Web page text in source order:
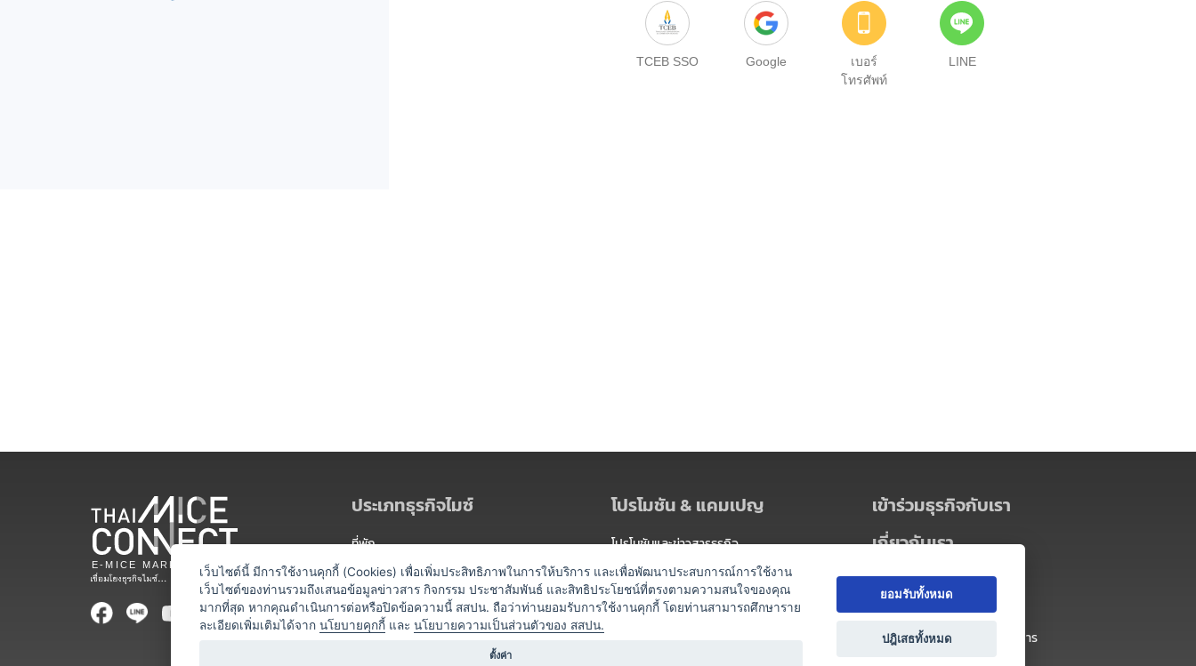
TCEB SSO Google
เบอร์
โทรศัพท์
LINE
ประเภทธุรกิจไมซ์
ที่พัก
สถานที่จัดงาน
ท่องเที่ยว / นำเที่ยว
ออแกไนเซอร์
โปรโมชัน & แคมเปญ
โปรโมชันและข่าวสารธุรกิจ
แพ็กเกจ
แคมเปญ
เข้าร่วมธุรกิจกับเรา
เกี่ยวกับเรา
เกี่ยวกับ Thai MICE Connect
นโยบายความเป็นส่วนตัว
ข้อตกลง และเงื่อนไขการใช้บริการ
เว็บไซต์นี้ มีการใช้งานคุกกี้ (Cookies) เพื่อเพิ่มประสิทธิภาพในการให้บริการ และเพื่อพัฒนาประสบการณ์การใช้งาน
เว็บไซต์ของท่านรวมถึงเสนอข้อมูลข่าวสาร กิจกรรม ประชาสัมพันธ์ และสิทธิประโยชน์ที่ตรงตามความสนใจของคุณ
มากที่สุด หากคุณดำเนินการต่อหรือปิดข้อความนี้ สสปน. ถือว่าท่านยอมรับการใช้งานคุกกี้ โดยท่านสามารถศึกษาราย
ละเอียดเพิ่มเติมได้จาก นโยบายคุกกี้ และ นโยบายความเป็นส่วนตัวของ สสปน.
ตั้งค่า
ยอมรับทั้งหมด
ปฎิเสธทั้งหมด